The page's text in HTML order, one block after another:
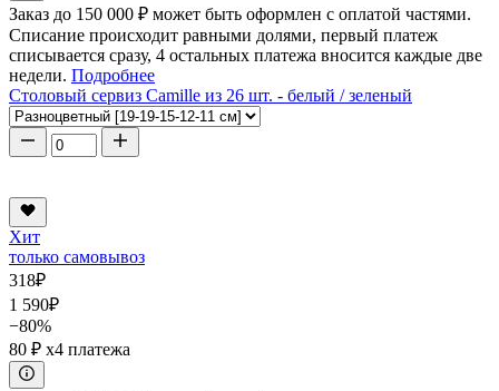
Заказ до 150 000 ₽ может быть оформлен с оплатой частями.
Списание происходит равными долями, первый платеж
списывается сразу, 4 остальных платежа вносится каждые две
недели. Подробнее
Столовый сервиз Camille из 26 шт. - белый / зеленый
Хит
только самовывоз
318₽
1 590₽
−80%
80 ₽ x4 платежа